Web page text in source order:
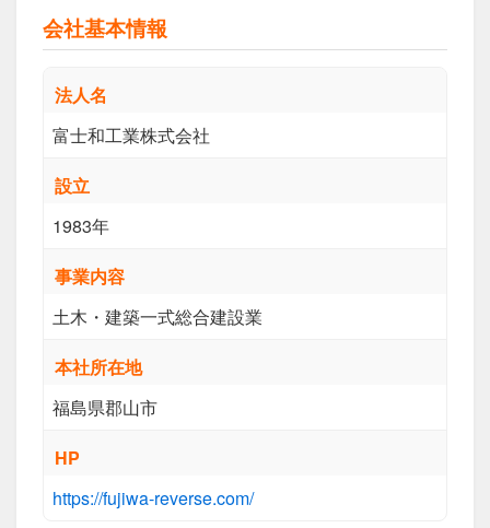
会社基本情報
法人名
富士和工業株式会社
設立
1983年
事業内容
土木・建築一式総合建設業
本社所在地
福島県郡山市
HP
https://fujiwa-reverse.com/